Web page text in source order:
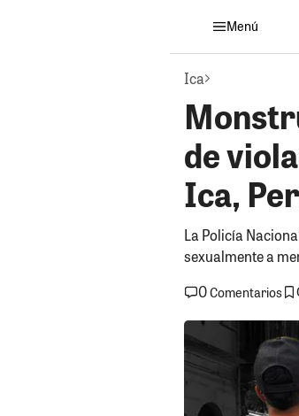
Menú
Ica
de
Ica,
La Policía
sexualmente a
0Comentarios